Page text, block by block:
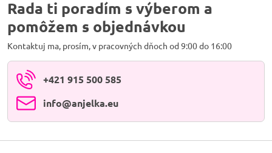
Rada ti poradím s výberom a
pomôžem s objednávkou
Kontaktuj ma, prosím, v pracovných dňoch od 9:00 do 16:00
+421 915 500 585
info​@anjelka​.eu